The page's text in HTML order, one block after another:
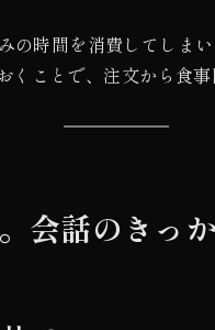
の時間を消費してしま
ことで、注文から食
会話のきっ